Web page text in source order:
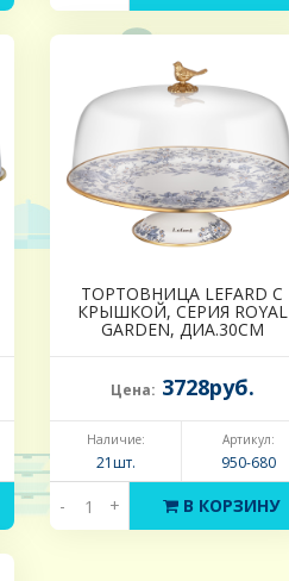
ТОРТОВНИЦА LEFARD С
КРЫШКОЙ, СЕРИЯ ROYAL
GARDEN, ДИА.30СМ
Цена: 3728руб.
Наличие:
21шт.
Артикул:
950-680
- + В КОРЗИНУ